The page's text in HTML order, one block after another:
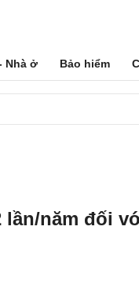
Nhà ở Bảo hiểm
lần/năm đối